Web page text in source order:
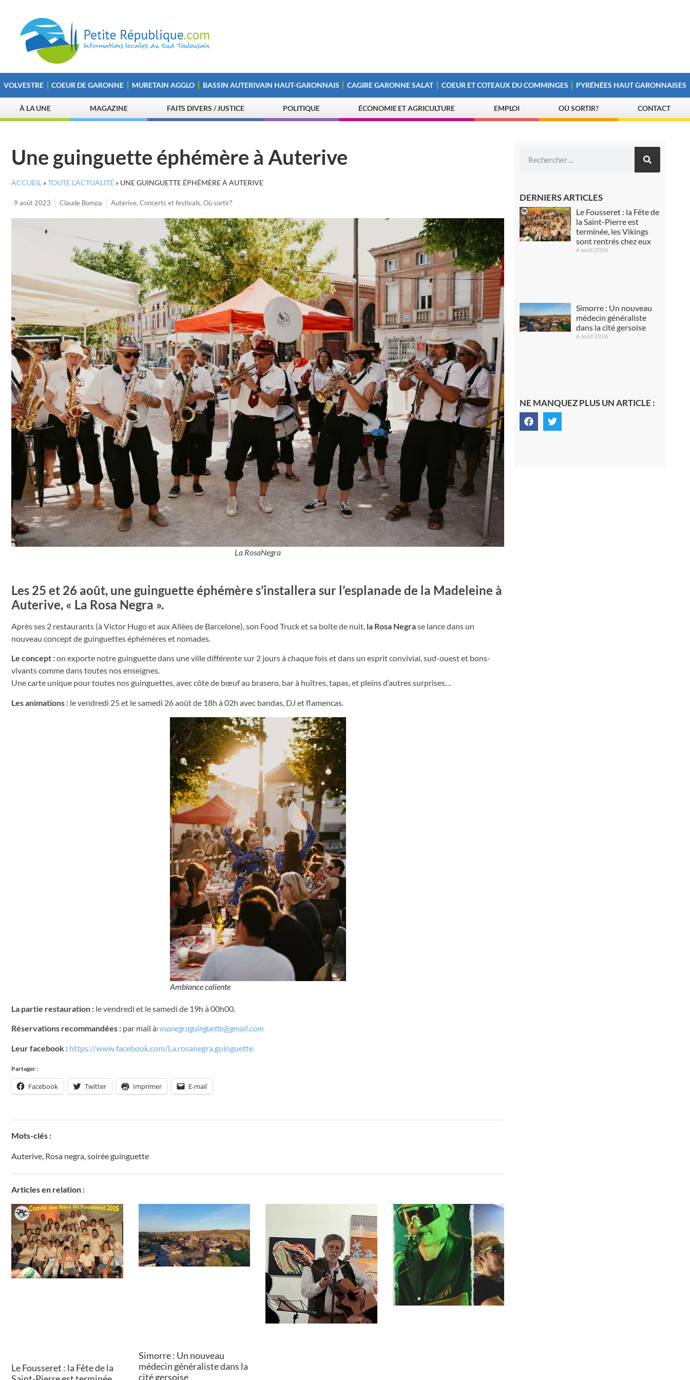
VOLVESTRE COEUR DE GARONNE MURETAIN AGGLO BASSIN AUTERIVAIN HAUT-GARONNAIS CAGIRE GARONNE SALAT COEUR ET COTEAUX DU COMMINGES PYRÉNÉES HAUT GARONNAISES
À LA UNE MAGAZINE FAITS DIVERS / JUSTICE POLITIQUE ÉCONOMIE ET AGRICULTURE EMPLOI OÙ SORTIR? CONTACT
Une guinguette éphémère à Auterive
ACCUEIL »TOUTE L’ACTUALITÉ » UNE GUINGUETTE ÉPHÉMÈRE À AUTERIVE
9 août 2023 Claude Bompa Auterive, Concerts et festivals, Où sortir?
La RosaNegra
Les 25 et 26 août, une guinguette éphémère s’installera sur l’esplanade de la Madeleine à
Auterive, « La Rosa Negra ».
Après ses 2 restaurants (à Victor Hugo et aux Allées de Barcelone), son Food Truck et sa boîte de nuit, la Rosa Negrase lance dans un
nouveau concept de guinguettes éphémères et nomades.
Le concept :on exporte notre guinguette dans une ville différente sur 2 jours à chaque fois et dans un esprit convivial, sud-ouest et bons-
vivants comme dans toutes nos enseignes.
Une carte unique pour toutes nos guinguettes, avec côte de bœuf au brasero, bar à huîtres, tapas, et pleins d’autres surprises…
Les animations : le vendredi 25 et le samedi 26 août de 18h à 02h avec bandas, DJ et flamencas.
Ambiance caliente
La partie restauration : le vendredi et le samedi de 19h à 00h00.
Réservations recommandées : par mail àrosanegraguinguette@gmail.com
Leur facebook : https://www.facebook.com/La.rosanegra.guinguette
Partager :
Facebook Twitter Imprimer E-mail
Mots-clés :
Auterive, Rosa negra,soirée guinguette
Articles en relation :
Le Fousseret : la Fête de la
Simorre : Un nouveau
médecin généraliste dans la
cité gersoise
DERNIERS ARTICLES
Le Fousseret : la Fête de
la Saint-Pierre est
terminée, les Vikings
sont rentrés chez eux
6 août 2026
Simorre : Un nouveau
médecin généraliste
dans la cité gersoise
6 août 2026
NE MANQUEZ PLUS UN ARTICLE :